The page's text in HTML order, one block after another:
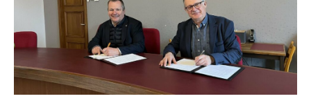
QUE RECHERCHEZ-
VOUS ?